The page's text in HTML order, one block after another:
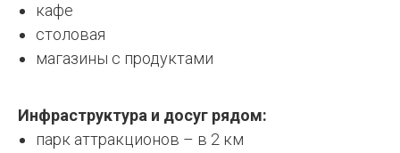
кафе
столовая
магазины с продуктами
Инфраструктура и досуг рядом:
парк аттракционов – в 2 км